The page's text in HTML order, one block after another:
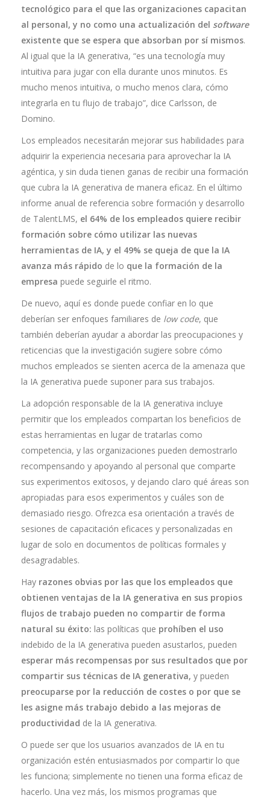
tecnológico para el que las organizaciones capacitan
al personal, y no como una actualización del software
existente que se espera que absorban por sí mismos.
Al igual que la IA generativa, “es una tecnología muy
intuitiva para jugar con ella durante unos minutos. Es
mucho menos intuitiva, o mucho menos clara, cómo
integrarla en tu flujo de trabajo”, dice Carlsson, de
Domino.
Los empleados necesitarán mejorar sus habilidades para
adquirir la experiencia necesaria para aprovechar la IA
agéntica, y sin duda tienen ganas de recibir una formación
que cubra la IA generativa de manera eficaz. En el último
informe anual de referencia sobre formación y desarrollo
de TalentLMS, el 64% de los empleados quiere recibir
formación sobre cómo utilizar las nuevas
herramientas de IA, y el 49% se queja de que la IA
avanza más rápido de lo que la formación de la
empresa puede seguirle el ritmo.
De nuevo, aquí es donde puede confiar en lo que
deberían ser enfoques familiares de low code, que
también deberían ayudar a abordar las preocupaciones y
reticencias que la investigación sugiere sobre cómo
muchos empleados se sienten acerca de la amenaza que
la IA generativa puede suponer para sus trabajos.
La adopción responsable de la IA generativa incluye
permitir que los empleados compartan los beneficios de
estas herramientas en lugar de tratarlas como
competencia, y las organizaciones pueden demostrarlo
recompensando y apoyando al personal que comparte
sus experimentos exitosos, y dejando claro qué áreas son
apropiadas para esos experimentos y cuáles son de
demasiado riesgo. Ofrezca esa orientación a través de
sesiones de capacitación eficaces y personalizadas en
lugar de solo en documentos de políticas formales y
desagradables.
Hay razones obvias por las que los empleados que
obtienen ventajas de la IA generativa en sus propios
flujos de trabajo pueden no compartir de forma
natural su éxito: las políticas que prohíben el uso
indebido de la IA generativa pueden asustarlos, pueden
esperar más recompensas por sus resultados que por
compartir sus técnicas de IA generativa, y pueden
preocuparse por la reducción de costes o por que se
les asigne más trabajo debido a las mejoras de
productividad de la IA generativa.
O puede ser que los usuarios avanzados de IA en tu
organización estén entusiasmados por compartir lo que
les funciona; simplemente no tienen una forma eficaz de
hacerlo. Una vez más, los mismos programas que